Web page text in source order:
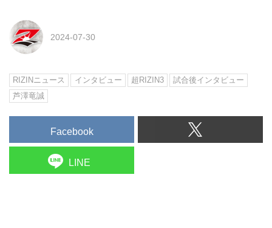
2024-07-30
RIZINニュース インタビュー 超RIZIN3
試合後インタビュー
芦澤竜誠
Facebook
LINE